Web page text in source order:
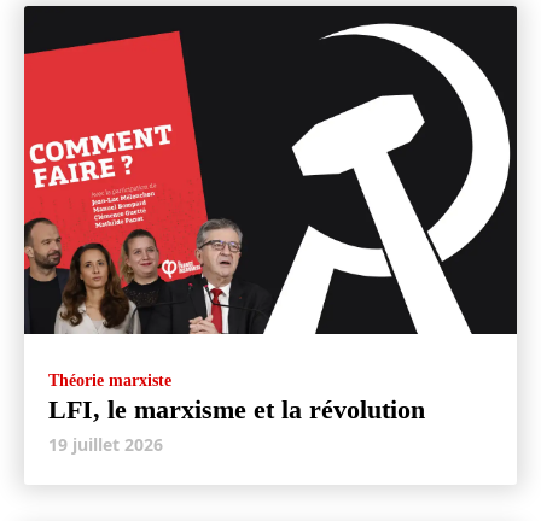
Théorie marxiste
LFI, le marxisme et la révolution
19 juillet 2026